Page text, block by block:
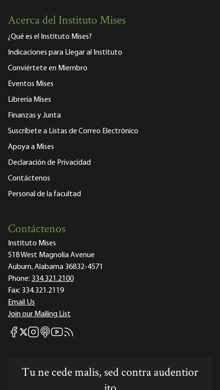
Acerca del Instituto Mises
¿Qué es el Instituto Mises?
Indicaciones para Llegar al Instituto
Conviértete en Miembro
Eventos Mises
Librería Mises
Finanzas y Junta
Suscríbete a Listas de Correo Electrónico
Apoya a Mises
Declaración de Privacidad
Contáctenos
Personal de la facultad
Contáctenos
Instituto Mises
518 West Magnolia Avenue
Auburn, Alabama 36832-4571
Phone: 334.321.2100
Fax: 334.321.2119
Email Us
Join our Mailing List
Mises Facebook
Mises X
Mises Instagram
Mises itunes
Mises Youtube
Mises RSS feed
Tu ne cede malis, sed contra audentior